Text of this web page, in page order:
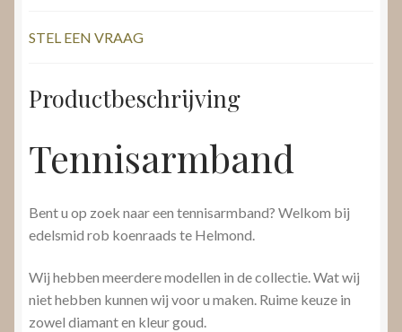
STEL EEN VRAAG
Productbeschrijving
Tennisarmband
Bent u op zoek naar een tennisarmband? Welkom bij
edelsmid rob koenraads te Helmond.
Wij hebben meerdere modellen in de collectie. Wat wij
niet hebben kunnen wij voor u maken. Ruime keuze in
zowel diamant en kleur goud.